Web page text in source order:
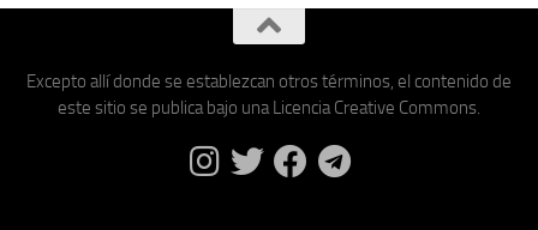
Excepto allí donde se establezcan otros términos, el contenido de
este sitio se publica bajo una Licencia Creative Commons.